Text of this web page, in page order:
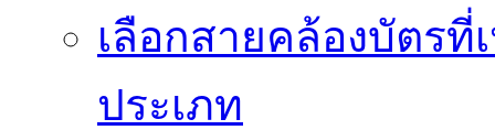
เลือกสายคล้องบัตร
ประเภท